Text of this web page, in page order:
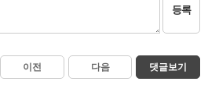
등록
이전 다음 댓글보기